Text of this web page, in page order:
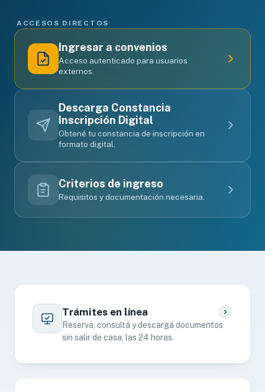
ACCESOS DIRECTOS
Ingresar a convenios
Acceso autenticado para usuarios
externos.
Descarga Constancia
Inscripción Digital
Obtené tu constancia de inscripción en
formato digital.
Criterios de ingreso
Requisitos y documentación necesaria.
Trámites en línea
Reservá, consultá y descargá documentos
sin salir de casa, las 24 horas.